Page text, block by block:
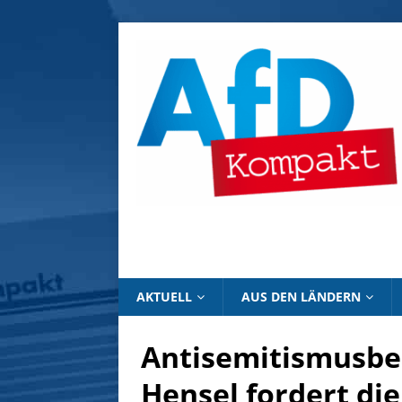
AKTUELL AUS DEN LÄNDERN
Hensel fordert